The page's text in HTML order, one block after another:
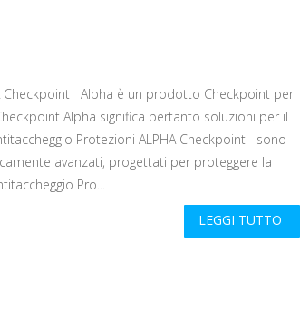
Checkpoint Alpha è un prodotto Checkpoint per
Alpha significa pertanto soluzioni per il
Protezioni ALPHA Checkpoint sono
avanzati, progettati per proteggere la
Pro...
LEGGI TUTTO